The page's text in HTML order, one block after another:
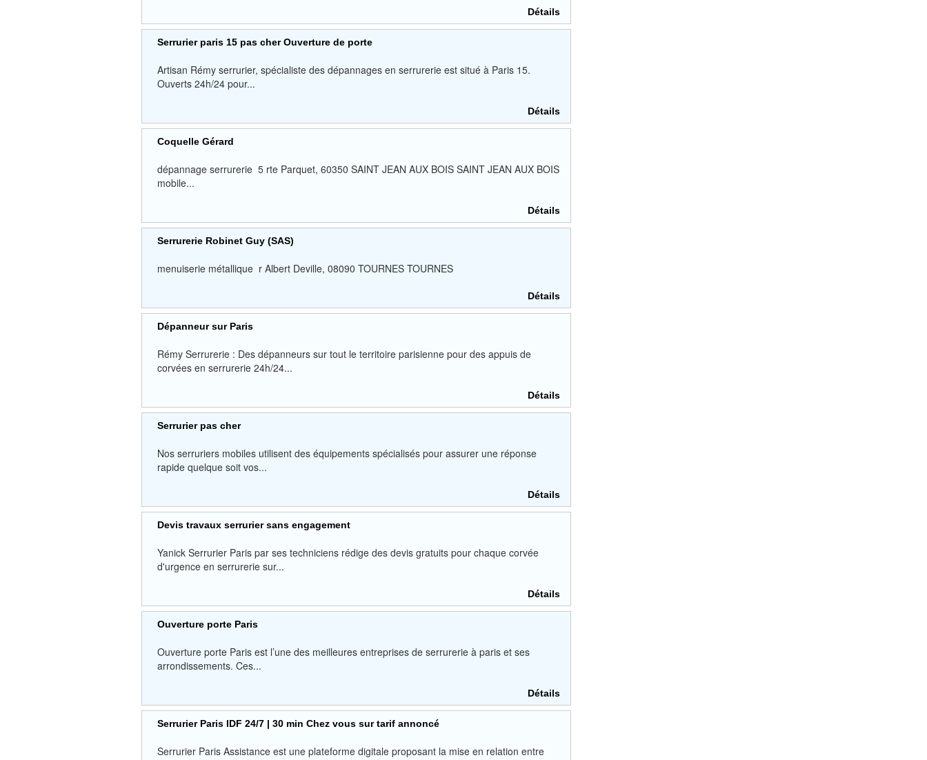
Détails
Serrurier paris 15 pas cher Ouverture de porte
Artisan Rémy serrurier, spécialiste des dépannages en serrurerie est situé à Paris 15.
Ouverts 24h/24 pour...
Détails
Coquelle Gérard
dépannage serrurerie 5 rte Parquet, 60350 SAINT JEAN AUX BOIS SAINT JEAN AUX BOIS
mobile...
Détails
Serrurerie Robinet Guy (SAS)
menuiserie métallique r Albert Deville, 08090 TOURNES TOURNES
Détails
Dépanneur sur Paris
Rémy Serrurerie : Des dépanneurs sur tout le territoire parisienne pour des appuis de
corvées en serrurerie 24h/24...
Détails
Serrurier pas cher
Nos serruriers mobiles utilisent des équipements spécialisés pour assurer une réponse
rapide quelque soit vos...
Détails
Devis travaux serrurier sans engagement
Yanick Serrurier Paris par ses techniciens rédige des devis gratuits pour chaque corvée
d'urgence en serrurerie sur...
Détails
Ouverture porte Paris
Ouverture porte Paris est l’une des meilleures entreprises de serrurerie à paris et ses
arrondissements. Ces...
Détails
Serrurier Paris IDF 24/7 | 30 min Chez vous sur tarif annoncé
Serrurier Paris Assistance est une plateforme digitale proposant la mise en relation entre